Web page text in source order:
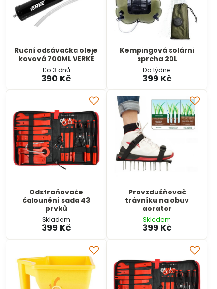
Ruční odsávačka oleje
kovová 700ML VERKE
Do 3 dnů
390 Kč
Kempingová solární
sprcha 20L
Do týdne
399 Kč
Odstraňovače
čalounění sada 43
prvků
Skladem
399 Kč
Provzdušňovač
trávníku na obuv
aerator
Skladem
399 Kč